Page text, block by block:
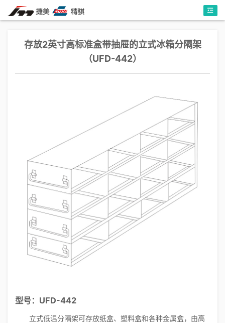
存放2英寸高标准盒带抽屉的立式冰箱分隔架
（UFD-442）
型号：UFD-442
立式低温分隔架可存放纸盒、塑料盒和各种金属盒，由高